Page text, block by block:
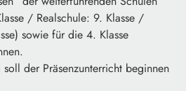
/ Realschule: 9. Klasse /
sowie für die 4. Klasse
der Präsenzunterricht beginnen